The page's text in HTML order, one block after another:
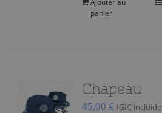
Ajouter au
panier
Chapeau
45,00 € IGIC incluido